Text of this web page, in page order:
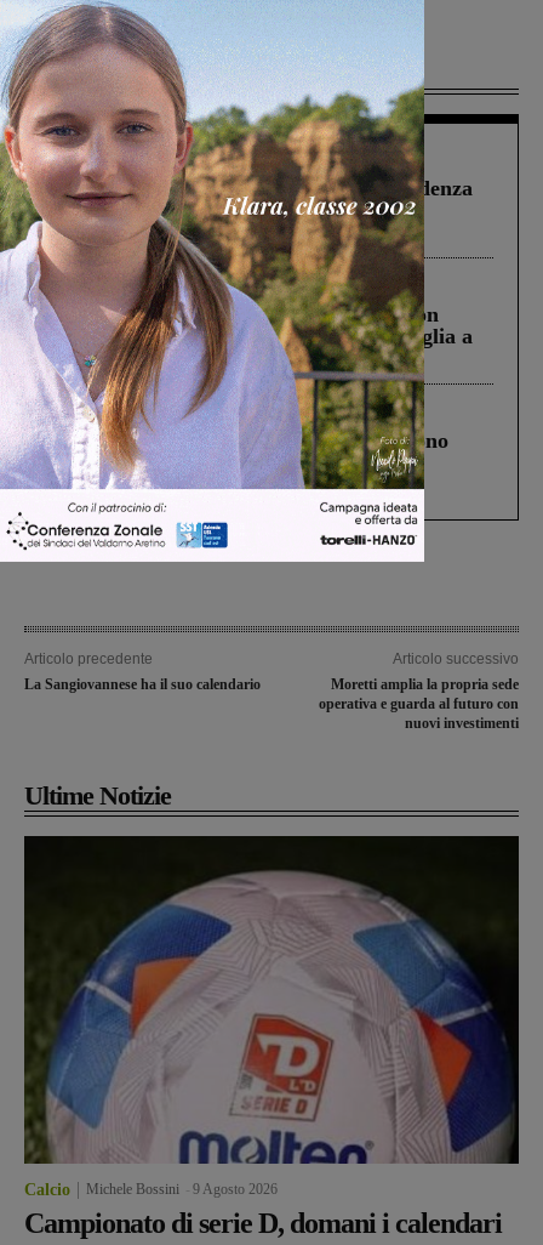
Più lette
Figline Incisa Valdarno 1 Agosto 2026
Piscina di Figline finanziata oltre la scadenza
Pnrr, il gruppo di Fratelli d’Italia: “Un
ringraziamento al Governo”
Cronaca 3 Agosto 2026
Scomparso da una struttura di Castiglion
Fiorentino l’uomo che aveva ucciso la figlia a
Levane nel 2020
Cronaca 4 Agosto 2026
Un anno fa la strage in A1 in cui morirono
Gianni, Giulia e Franco. Lo schianto, il
processo, lo stop ai sorpassi fra tir....
Articolo precedente
La Sangiovannese ha il suo calendario
Articolo successivo
Moretti amplia la propria sede
operativa e guarda al futuro con
nuovi investimenti
Ultime Notizie
Calcio Michele Bossini 9 Agosto 2026
Campionato di serie D, domani i calendari